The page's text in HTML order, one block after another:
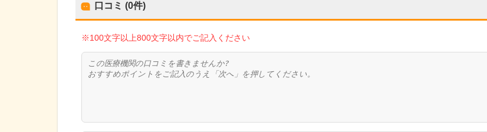
口コミ (0件)
※100文字以上800文字以内でご記入ください